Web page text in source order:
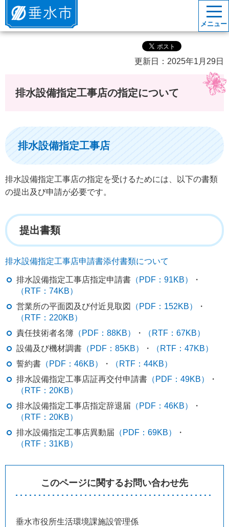
垂水市
メニュー
更新日：2025年1月29日
排水設備指定工事店の指定について
排水設備指定工事店
排水設備指定工事店の指定を受けるためには、以下の書類
の提出及び申請が必要です。
提出書類
排水設備指定工事店申請書添付書類について
排水設備指定工事店指定申請書 （PDF：91KB）
・
（RTF：74KB）
営業所の平面図及び付近見取図
（PDF：152KB）
・
（RTF：220KB）
責任技術者名簿 （PDF：88KB） ・
（RTF：67KB）
設備及び機材調書 （PDF：85KB） ・
（RTF：47KB）
誓約書 （PDF：46KB） ・
（RTF：44KB）
排水設備指定工事店証再交付申請書 （PDF：49KB）
・
（RTF：20KB）
排水設備指定工事店指定辞退届 （PDF：46KB）
・
（RTF：20KB）
排水設備指定工事店異動届 （PDF：69KB）
・
（RTF：31KB）
このページに関するお問い合わせ先
垂水市役所生活環境課施設管理係